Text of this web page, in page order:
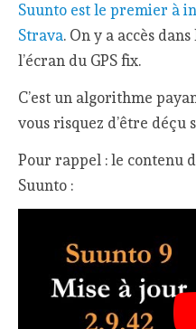
Suunto est le premier à
Strava. On y a accès
l’écran du GPS fix.
C’est un algorithme
vous risquez d’être déçu
Pour rappel : le contenu
Suunto :